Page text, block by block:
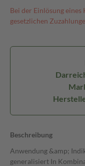
Bei der Einlösung eines
gesetzlichen
Beschreibung
Anwendung &amp;
generalisiert In